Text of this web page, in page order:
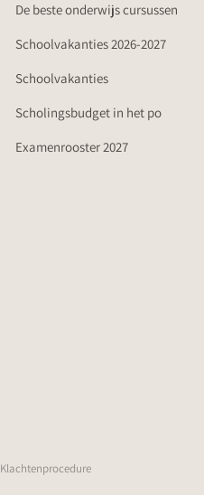
De beste onderwijs cursussen
Schoolvakanties 2026-2027
Schoolvakanties
Scholingsbudget in het po
Examenrooster 2027
Klachtenprocedure